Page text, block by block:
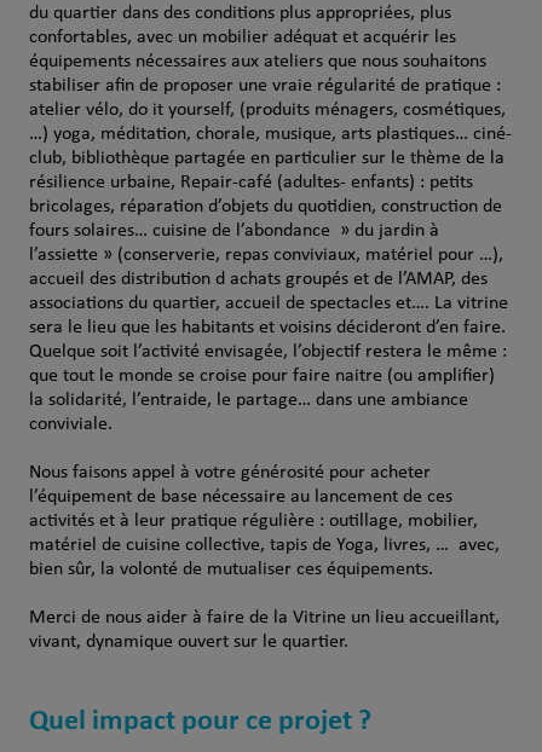
du quartier dans des conditions plus appropriées, plus
confortables, avec un mobilier adéquat et acquérir les
équipements nécessaires aux ateliers que nous souhaitons
stabiliser afin de proposer une vraie régularité de pratique :
atelier vélo, do it yourself, (produits ménagers, cosmétiques,
…) yoga, méditation, chorale, musique, arts plastiques… ciné-
club, bibliothèque partagée en particulier sur le thème de la
résilience urbaine, Repair-café (adultes- enfants) : petits
bricolages, réparation d’objets du quotidien, construction de
fours solaires… cuisine de l’abondance » du jardin à
l’assiette » (conserverie, repas conviviaux, matériel pour …),
accueil des distribution d achats groupés et de l’AMAP, des
associations du quartier, accueil de spectacles et…. La vitrine
sera le lieu que les habitants et voisins décideront d’en faire.
Quelque soit l’activité envisagée, l’objectif restera le même :
que tout le monde se croise pour faire naitre (ou amplifier)
la solidarité, l’entraide, le partage… dans une ambiance
conviviale.
Nous faisons appel à votre générosité pour acheter
l’équipement de base nécessaire au lancement de ces
activités et à leur pratique régulière : outillage, mobilier,
matériel de cuisine collective, tapis de Yoga, livres, … avec,
bien sûr, la volonté de mutualiser ces équipements.
Merci de nous aider à faire de la Vitrine un lieu accueillant,
vivant, dynamique ouvert sur le quartier.
Quel impact pour ce projet ?